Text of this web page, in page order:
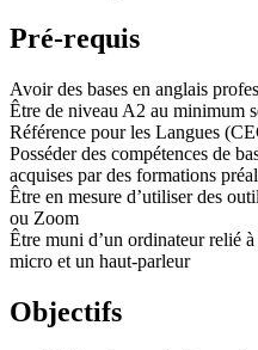
Pré-requis
Avoir des bases en anglais
Être de niveau A2 au minimum
Référence pour les Langues
Posséder des compétences de
acquises par des formations
Être en mesure d’utiliser des
ou Zoom
Être muni d’un ordinateur relié
micro et un haut-parleur
Objectifs